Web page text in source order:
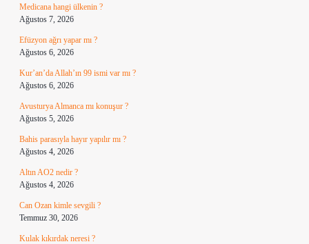
Medicana hangi ülkenin ?
Ağustos 7, 2026
Efüzyon ağrı yapar mı ?
Ağustos 6, 2026
Kur’an’da Allah’ın 99 ismi var mı ?
Ağustos 6, 2026
Avusturya Almanca mı konuşur ?
Ağustos 5, 2026
Bahis parasıyla hayır yapılır mı ?
Ağustos 4, 2026
Altın AO2 nedir ?
Ağustos 4, 2026
Can Ozan kimle sevgili ?
Temmuz 30, 2026
Kulak kıkırdak neresi ?